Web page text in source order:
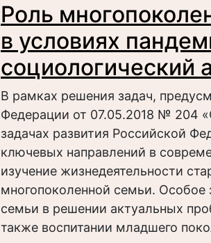
Роль
в условиях
социологический
В рамках решения задач,
Федерации от 07.05.2018 № 204
задачах развития Российской
ключевых направлений в
изучение жизнедеятельности
многопоколенной семьи. Особое
семьи в решении актуальных
также воспитании младшего